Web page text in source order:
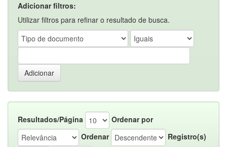
Adicionar filtros:
Utilizar filtros para refinar o resultado de busca.
Resultados/Página
Ordenar por
Ordenar
Registro(s)